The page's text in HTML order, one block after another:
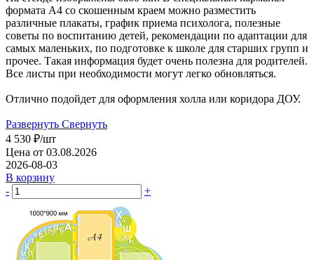
формата А4 со скошенным краем можно разместить
различные плакаты, график приема психолога, полезные
советы по воспитанию детей, рекомендации по адаптации для
самых маленьких, по подготовке к школе для старших групп и
прочее. Такая информация будет очень полезна для родителей.
Все листы при необходимости могут легко обновляться.
Отлично подойдет для оформления холла или коридора ДОУ.
Развернуть Свернуть
4 530 ₽/шт
Цена от 03.08.2026
2026-08-03
В корзину
-
+